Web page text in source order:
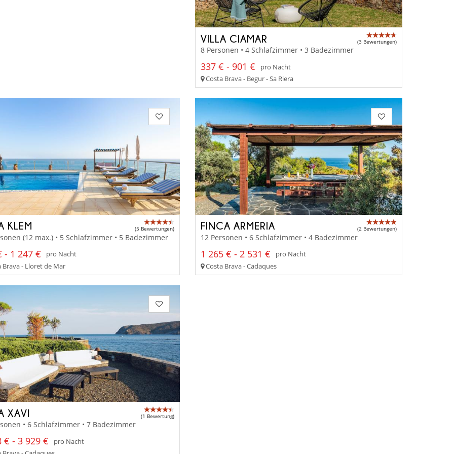
VILLA CIAMAR (3 Bewertungen)
8 Personen • 4 Schlafzimmer • 3 Badezimmer
337 € - 901 €
pro Nacht
Costa Brava - Begur - Sa Riera
KLEM (5 Bewertungen)
(12 max.) • 5 Schlafzimmer • 5 Badezimmer
- 1 247 €
pro Nacht
- Lloret de Mar
FINCA ARMERIA (2 Bewertungen)
12 Personen • 6 Schlafzimmer • 4 Badezimmer
1 265 € - 2 531 €
pro Nacht
Costa Brava - Cadaques
XAVI (1 Bewertung)
• 6 Schlafzimmer • 7 Badezimmer
€ - 3 929 €
pro Nacht